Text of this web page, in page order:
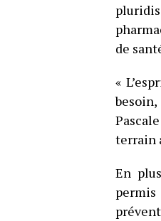
de
«
terrain
En